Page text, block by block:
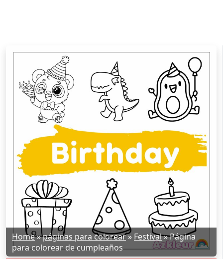
Home»páginas para colorear» Festival»Página
para colorear de cumpleaños